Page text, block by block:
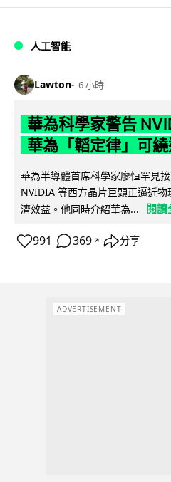
人工智能
Lawton 6 小時
華為科學家警告
華為「韜定律」可
華為半導體首席科學家廖恒罕見
NVIDIA 等西方晶片巨頭正逼近
濟效益。他同時介紹華為...
閱讀
991 369 ↗ 分享
ADVERTISEMENT